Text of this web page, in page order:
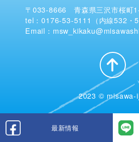
最新情報
〒033-8666 青森県三沢市桜町
tel：0176-53-5111（内線532・
Email：
2023 © misawa-